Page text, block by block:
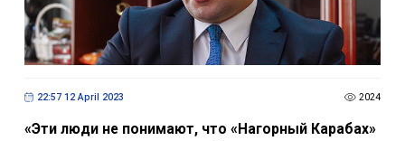
22:57 12 April 2023 2024
«Эти люди не понимают, что «Нагорный Карабах»